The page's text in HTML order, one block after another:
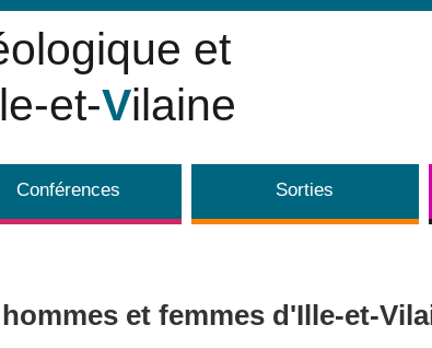
et
et-Vilaine
Conférences Sorties
hommes et femmes d'Ille-et-